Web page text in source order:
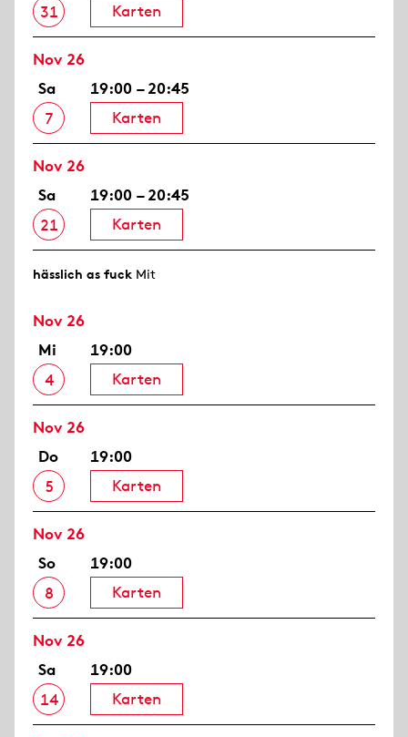
31
Karten
Nov 26
Sa
7
19:00 – 20:45
Karten
Nov 26
Sa
21
19:00 – 20:45
Karten
hässlich as fuck Mit
Nov 26
Mi
4
19:00
Karten
Nov 26
Do
5
19:00
Karten
Nov 26
So
8
19:00
Karten
Nov 26
Sa
14
19:00
Karten